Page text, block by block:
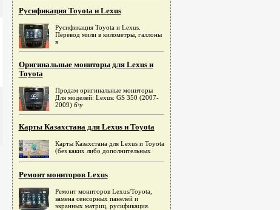
Русификация Toyota и Lexus
Русификация Toyota и Lexus.
Перевод мили в километры, галлоны
в
Оригинальные мониторы для Lexus и
Toyota
Продам оригинальные мониторы
Для моделей: Lexus: GS 350 (2007-
2009) б\у
Карты Казахстана для Lexus и Toyota
Карты Казахстана для Lexus и Toyota
(без каких либо дополнительных
Ремонт мониторов Lexus
Ремонт мониторов Lexus/Toyota,
замена сенсорных панелей и
экранных матриц, русификация.